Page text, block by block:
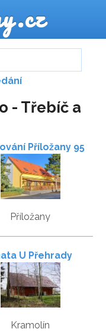
- Třebíč a
Příložany 95
Příložany
U Přehrady
Kramolín